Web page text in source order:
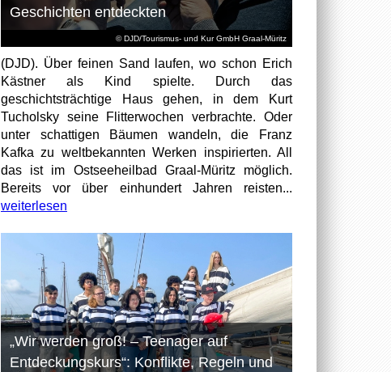
© DJD/Tourismus- und Kur GmbH Graal-Müritz
Geschichten entdeckten
(DJD). Über feinen Sand laufen, wo schon Erich
Kästner als Kind spielte. Durch das
geschichtsträchtige Haus gehen, in dem Kurt
Tucholsky seine Flitterwochen verbrachte. Oder
unter schattigen Bäumen wandeln, die Franz
Kafka zu weltbekannten Werken inspirierten. All
das ist im Ostseeheilbad Graal-Müritz möglich.
Bereits vor über einhundert Jahren reisten...
weiterlesen
„Wir werden groß! – Teenager auf
Entdeckungskurs“: Konflikte, Regeln und